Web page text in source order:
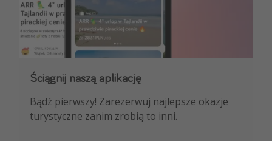
Ściągnij naszą aplikację
Bądź pierwszy! Zarezerwuj najlepsze okazje
turystyczne zanim zrobią to inni.
Dołącz do naszego kanału na WhatsApp
NAJLEPSZE oferty podróżnicze, porady
ekspertów i wiele więcej!